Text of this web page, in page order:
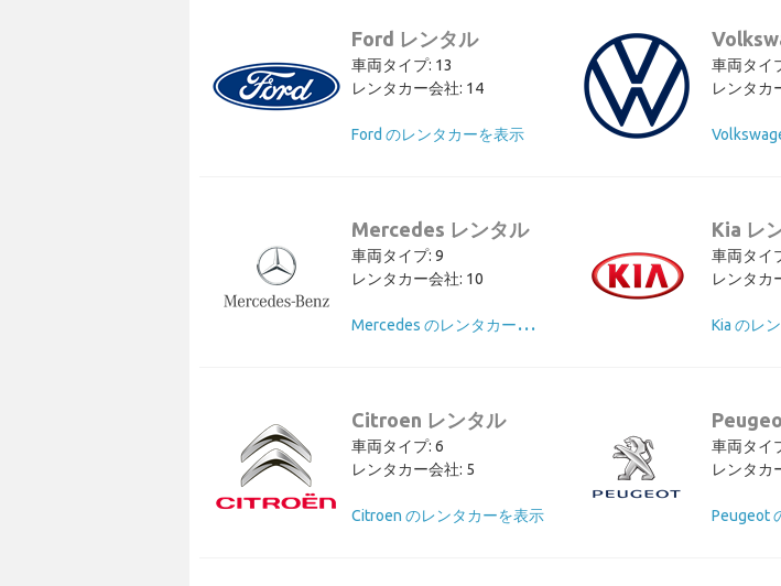
Ford レンタル
車両タイプ: 13
レンタカー会社: 14
Ford のレンタカーを表示
車両タイ
レンタカ
Mercedes レンタル
車両タイプ: 9
レンタカー会社: 10
M
ercedes のレンタカーを表示
Kia レ
車両タイ
レンタカ
Kia のレ
Citroen レンタル
車両タイプ: 6
レンタカー会社: 5
Citroen のレンタカーを表示
車両タイ
レンタカ